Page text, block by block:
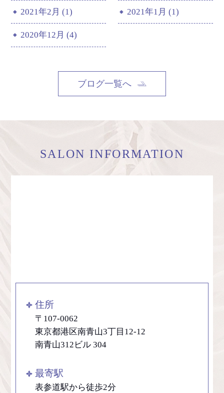
2021年2月 (1) 2021年1月 (1)
2020年12月 (4)
ブログ一覧へ
SALON INFORMATION
住所
〒107-0062
東京都港区南青山3丁目12-12
南青山312ビル 304
最寄駅
表参道駅から徒歩2分